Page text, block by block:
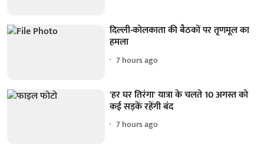
दिल्ली-कोलकाता की बैठकों पर तृणमूल का
हमला
7 hours ago
'हर घर तिरंगा' यात्रा के चलते 10 अगस्त को
कई सड़कें रहेंगी बंद
7 hours ago